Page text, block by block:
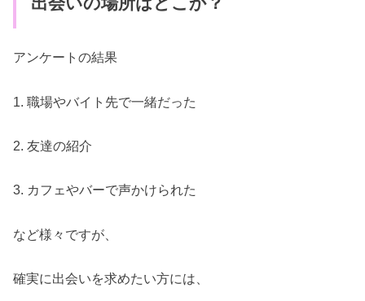
アンケートの結果
1. 職場やバイト先で一緒だった
2. 友達の紹介
3. カフェやバーで声かけられた
など様々ですが、
確実に出会いを求めたい方には、